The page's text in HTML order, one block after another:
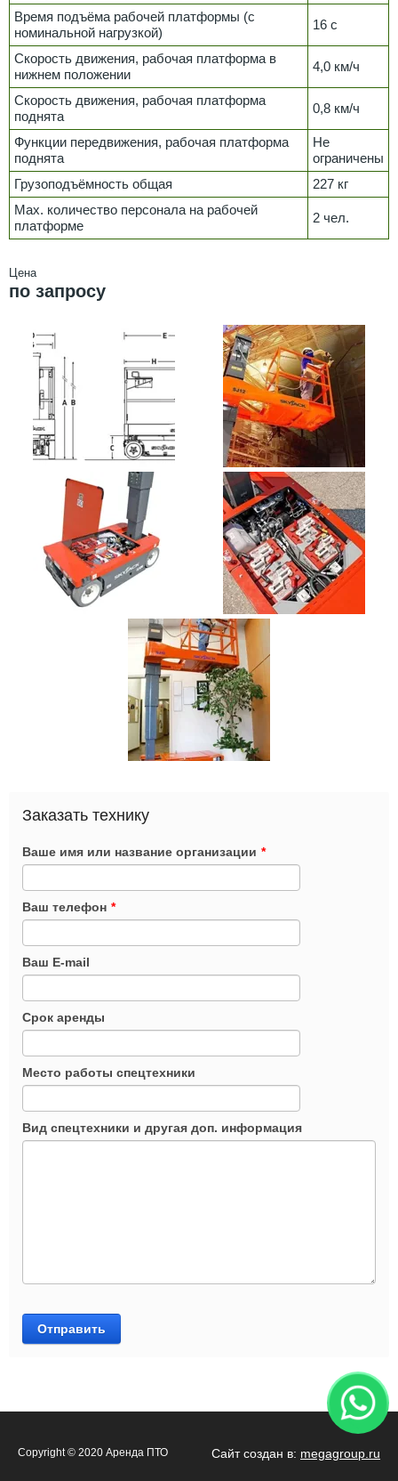
Время подъёма рабочей платформы (с
номинальной нагрузкой)
16 с
Скорость движения, рабочая платформа в
нижнем положении
4,0 км/ч
Скорость движения, рабочая платформа
поднята
0,8 км/ч
Функции передвижения, рабочая платформа
поднята
Не
ограничены
Грузоподъёмность общая
227 кг
Max. количество персонала на рабочей
платформе
2 чел.
Цена
по запросу
Заказать технику
Ваше имя или название организации *
Ваш телефон *
Ваш E-mail
Срок аренды
Место работы спецтехники
Вид спецтехники и другая доп. информация
Отправить
Сайт создан в: megagroup.ru
Copyright © 2020 Аренда ПТО